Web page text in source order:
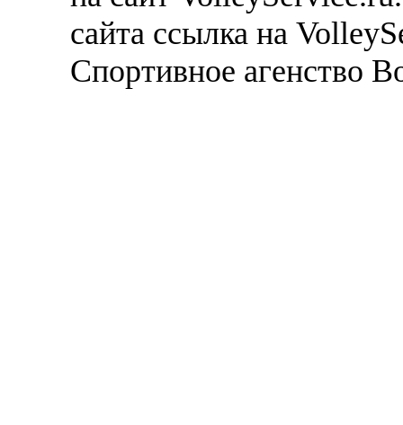
сайта ссылка на
Спортивное агенство